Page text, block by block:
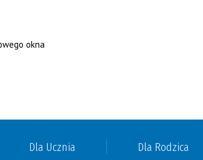
Dla Ucznia Dla Rodzica